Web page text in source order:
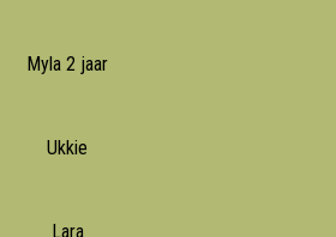
Myla 2 jaar
Ukkie
Lara